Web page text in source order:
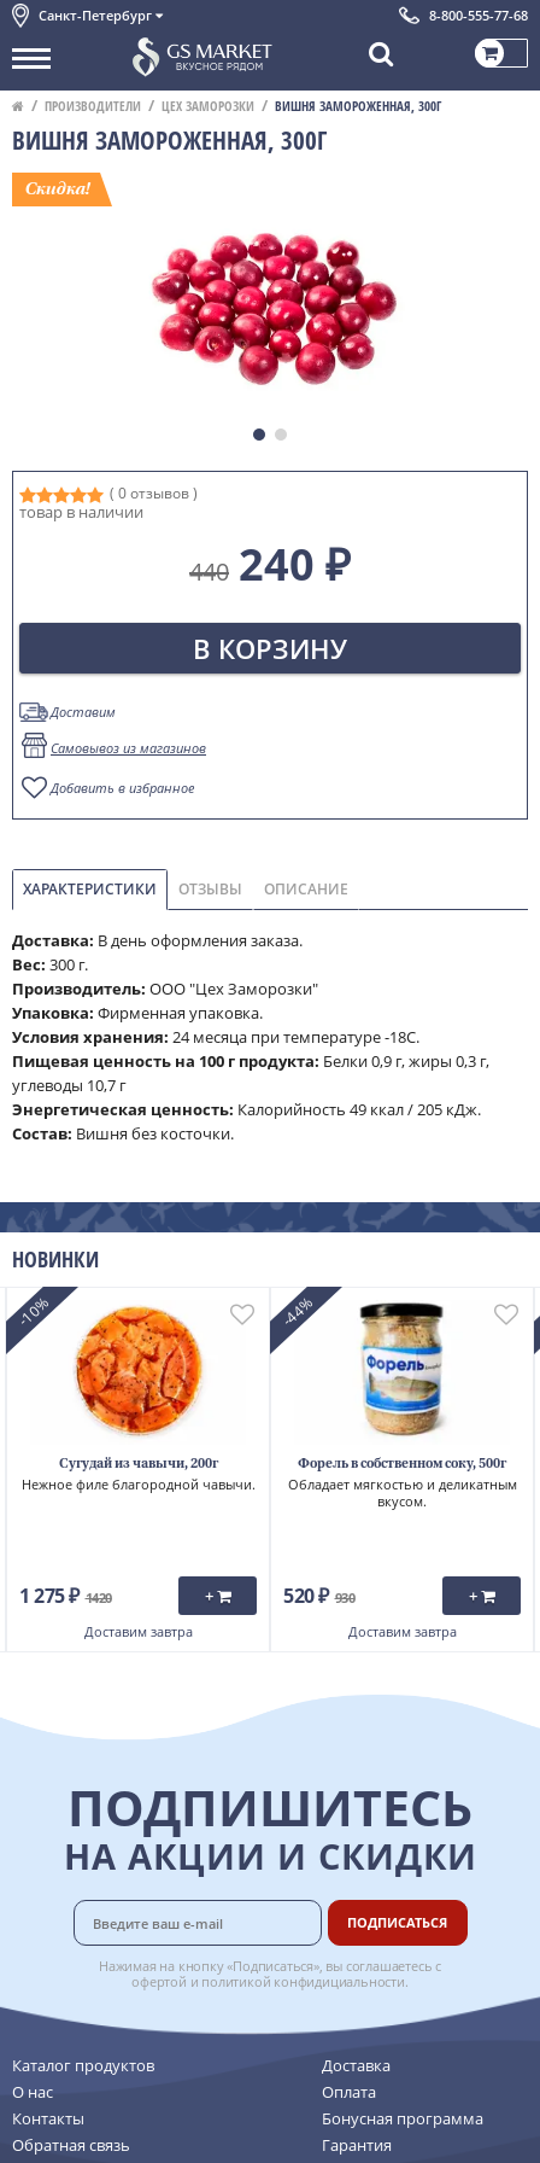
Санкт-Петербург 8-800-555-77-68
ПРОИЗВОДИТЕЛИ ЦЕХ ЗАМОРОЗКИ ВИШНЯ ЗАМОРОЖЕННАЯ, 300Г
ВИШНЯ ЗАМОРОЖЕННАЯ, 300Г
( 0 отзывов )
товар в наличии
440 240 ₽
В КОРЗИНУ
Доставим
Самовывоз из магазинов
Добавить в избранное
ХАРАКТЕРИСТИКИ ОТЗЫВЫ ОПИСАНИЕ
Доставка: В день оформления заказа.
Вес: 300 г.
Производитель: ООО "Цех Заморозки"
Упаковка: Фирменная упаковка.
Условия хранения: 24 месяца при температуре -18С.
Пищевая ценность на 100 г продукта: Белки 0,9 г, жиры 0,3 г,
углеводы 10,7 г
Энергетическая ценность: Калорийность 49 ккал / 205 кДж.
Cостав: Вишня без косточки.
НОВИНКИ
-10%
Сугудай из чавычи, 200г
Нежное филе благородной чавычи.
1 275 ₽ 1420 +
Доставим завтра
-44%
Форель в собственном соку, 500г
Обладает мягкостью и деликатным
вкусом.
520 ₽ 930 +
Доставим завтра
ПОДПИШИТЕСЬ
НА АКЦИИ И СКИДКИ
ПОДПИСАТЬСЯ
Нажимая на кнопку «Подписаться», вы соглашаетесь с
офертой и политикой конфидициальности.
Каталог продуктов
О нас
Контакты
Обратная связь
Доставка
Оплата
Бонусная программа
Гарантия